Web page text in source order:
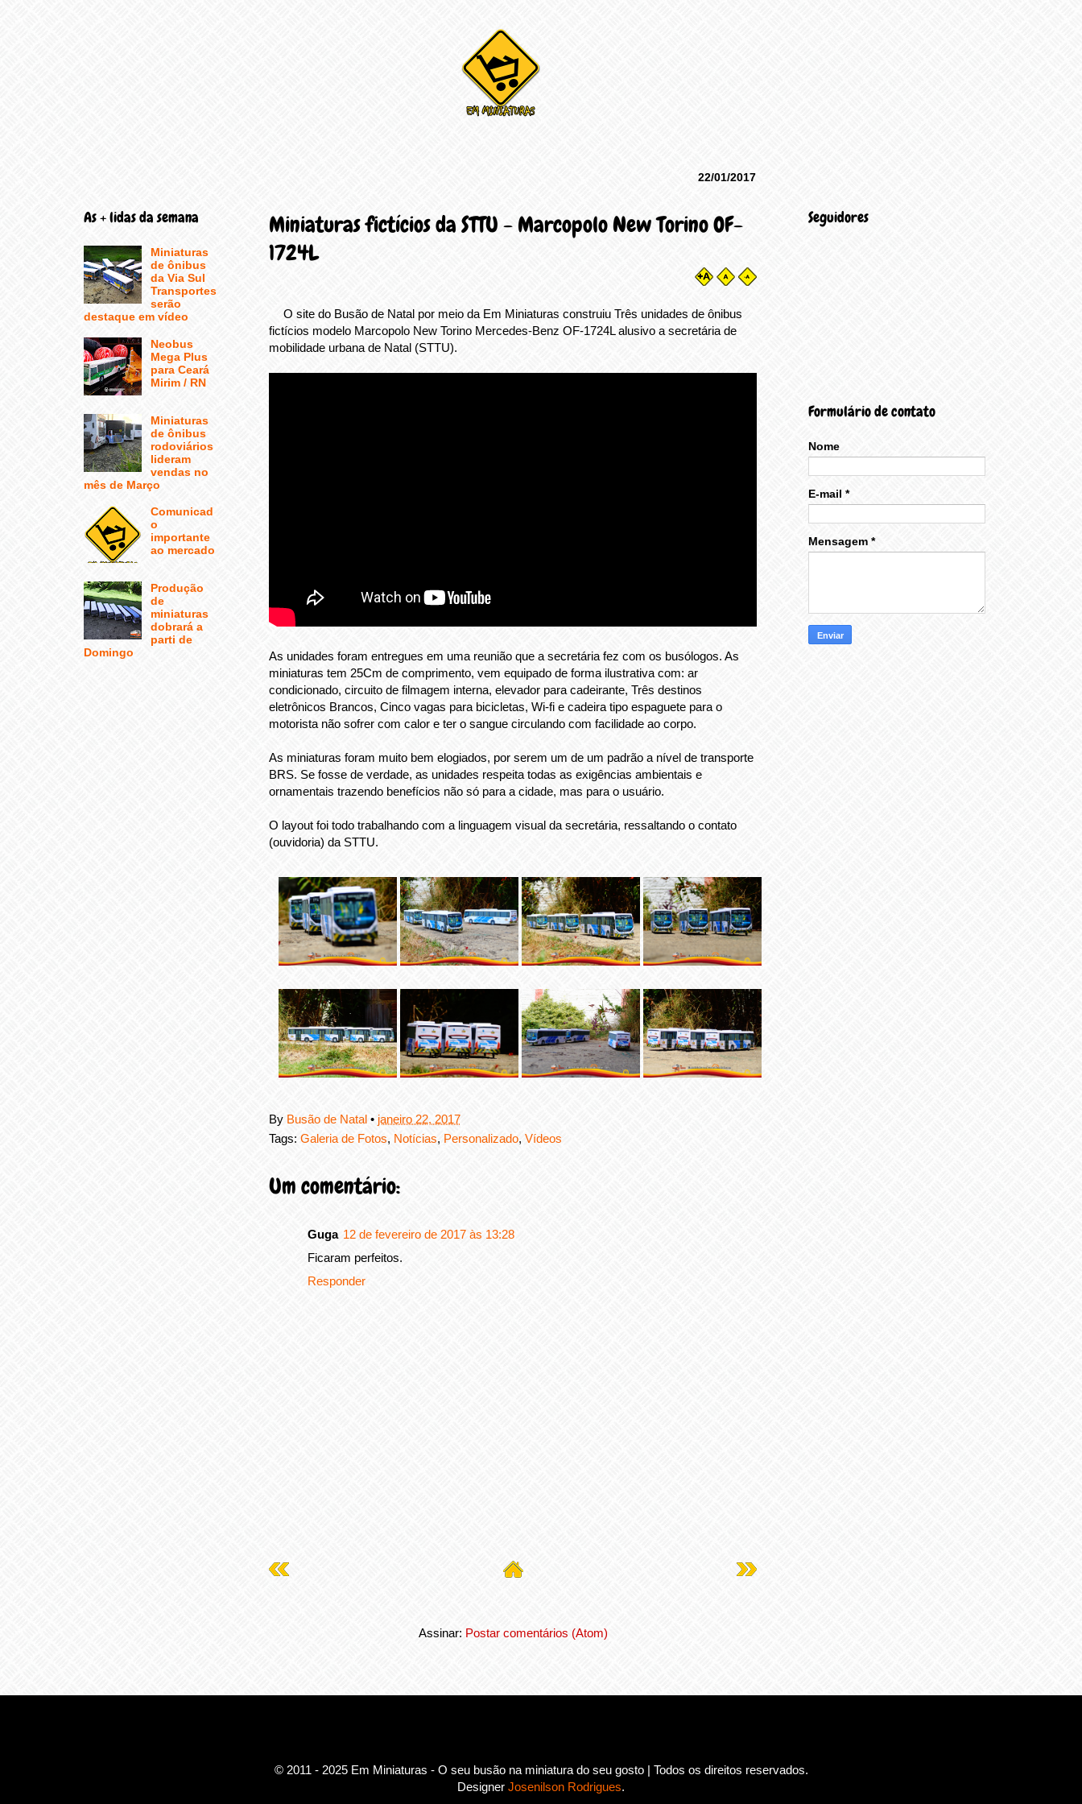
22/01/2017
Miniaturas fictícios da STTU - Marcopolo New Torino OF-
1724L
O site do Busão de Natal por meio da Em Miniaturas construiu Três unidades de ônibus
fictícios modelo Marcopolo New Torino Mercedes-Benz OF-1724L alusivo a secretária de
mobilidade urbana de Natal (STTU).
As unidades foram entregues em uma reunião que a secretária fez com os busólogos. As
miniaturas tem 25Cm de comprimento, vem equipado de forma ilustrativa com: ar
condicionado, circuito de filmagem interna, elevador para cadeirante, Três destinos
eletrônicos Brancos, Cinco vagas para bicicletas, Wi-fi e cadeira tipo espaguete para o
motorista não sofrer com calor e ter o sangue circulando com facilidade ao corpo.
As miniaturas foram muito bem elogiados, por serem um de um padrão a nível de transporte
BRS. Se fosse de verdade, as unidades respeita todas as exigências ambientais e
ornamentais trazendo benefícios não só para a cidade, mas para o usuário.
O layout foi todo trabalhando com a linguagem visual da secretária, ressaltando o contato
(ouvidoria) da STTU.
By Busão de Natal • janeiro 22, 2017
Tags: Galeria de Fotos, Notícias, Personalizado, Vídeos
Um comentário:
Guga 12 de fevereiro de 2017 às 13:28
Ficaram perfeitos.
Responder
Assinar: Postar comentários (Atom)
As + lidas da semana
Miniaturas
de ônibus
da Via Sul
Transportes
serão
destaque em vídeo
Neobus
Mega Plus
para Ceará
Mirim / RN
Miniaturas
de ônibus
rodoviários
lideram
vendas no
mês de Março
Comunicad
o
importante
ao mercado
Produção
de
miniaturas
dobrará a
parti de
Domingo
Seguidores
Formulário de contato
Nome
E-mail *
Mensagem *
© 2011 - 2025 Em Miniaturas - O seu busão na miniatura do seu gosto | Todos os direitos reservados.
Designer Josenilson Rodrigues.